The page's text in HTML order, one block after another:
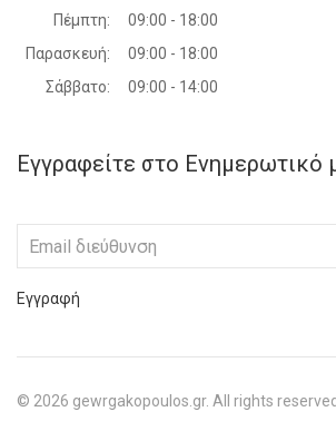
Πέμπτη:
09:00 - 18:00
Παρασκευή:
09:00 - 18:00
Σάββατο:
09:00 - 14:00
Εγγραφείτε στο Ενημερωτικό
Εγγραφή
© 2026 gewrgakopoulos.gr. All rights reserved.